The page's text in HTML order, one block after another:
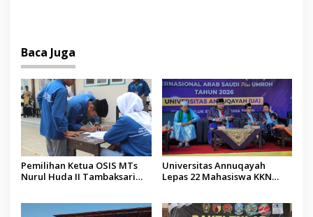
Baca Juga
Pemilihan Ketua OSIS MTs
Nurul Huda II Tambaksari
Universitas Annuqayah
Lepas 22 Mahasiswa KKN